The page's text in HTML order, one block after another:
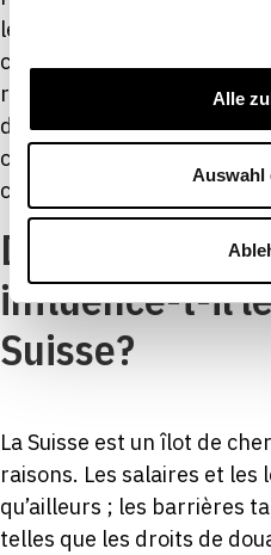
Alle
Auswahl
légitimes, notamment en
collaboratrices et
rejoindre immédiatement
d’exploiter des
commerciaux ou des
clientèle. En vertu du Code
Dans quelle
influence-t-il
Suisse?
La Suisse est un îlot de
raisons. Les salaires et les
qu’ailleurs ; les barrières
telles que les droits de